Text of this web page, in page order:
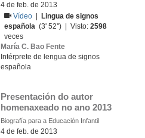
4 de feb. de 2013
Vídeo
Lingua de signos
española (3' 52'') | Visto:2598
veces
María C. Bao Fente
Intérprete de lengua de signos
española
Presentación do autor
homenaxeado no ano 2013
Biografía para a Educación Infantil
4 de feb. de 2013